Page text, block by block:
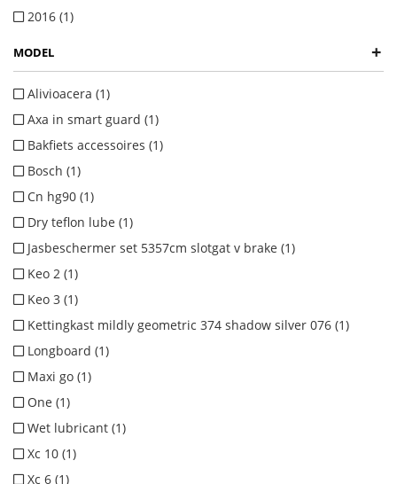
2016 (1)
MODEL +
Alivioacera (1)
Axa in smart guard (1)
Bakfiets accessoires (1)
Bosch (1)
Cn hg90 (1)
Dry teflon lube (1)
Jasbeschermer set 5357cm slotgat v brake (1)
Keo 2 (1)
Keo 3 (1)
Kettingkast mildly geometric 374 shadow silver 076 (1)
Longboard (1)
Maxi go (1)
One (1)
Wet lubricant (1)
Xc 10 (1)
Xc 6 (1)